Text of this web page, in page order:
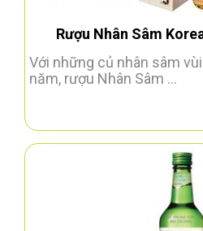
Rượu Nhân Sâm
Với những củ nhân sâm
năm, rượu Nhân Sâm ...